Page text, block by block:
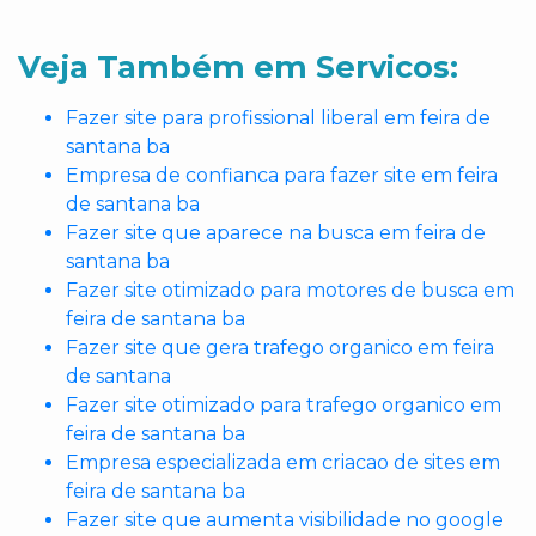
Veja Também em Servicos:
Fazer site para profissional liberal em feira de
santana ba
Empresa de confianca para fazer site em feira
de santana ba
Fazer site que aparece na busca em feira de
santana ba
Fazer site otimizado para motores de busca em
feira de santana ba
Fazer site que gera trafego organico em feira
de santana
Fazer site otimizado para trafego organico em
feira de santana ba
Empresa especializada em criacao de sites em
feira de santana ba
Fazer site que aumenta visibilidade no google